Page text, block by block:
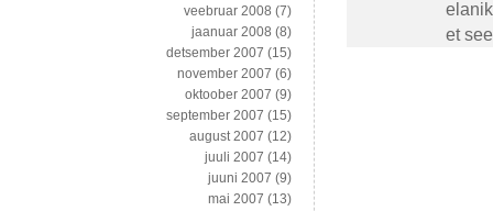
et
veebruar 2008 (7)
jaanuar 2008 (8)
detsember 2007 (15)
november 2007 (6)
oktoober 2007 (9)
september 2007 (15)
august 2007 (12)
juuli 2007 (14)
juuni 2007 (9)
mai 2007 (13)